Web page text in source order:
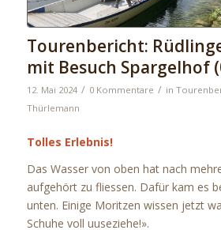
Tourenbericht:
mit Besuch Spargelhof
12. Mai 2024 / 0 Kommentare / in
Thürlemann
Tolles Erlebnis!
Das Wasser von oben hat nach
aufgehört zu fliessen. Dafür kam es
unten. Einige Moritzen wissen jetzt
Schuhe voll uuseziehe!».